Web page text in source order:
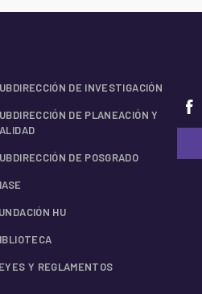
DE INVESTIGACIÓN
DE PLANEACIÓN Y
DE POSGRADO
HU
Y REGLAMENTOS